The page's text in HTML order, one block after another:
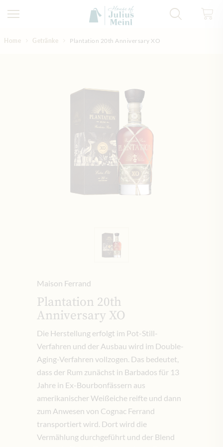
Home Getränke Plantation 20th Anniversary XO
Maison Ferrand
Plantation 20th
Anniversary XO
Die Herstellung erfolgt im Pot-Still-
Verfahren und der Ausbau wird im Double-
Aging-Verfahren vollzogen. Das bedeutet,
dass der Rum zunächst in Barbados für 13
Jahre in Ex-Bourbonfässern aus
amerikanischer Weißeiche reifte und dann
zum Anwesen von Cognac Ferrand
transportiert wird. Dort wird die
Vermählung durchgeführt und der Blend